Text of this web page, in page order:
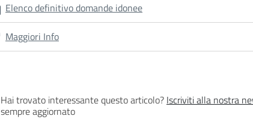
Elenco definitivo domande idonee
Maggiori Info
Hai trovato interessante questo articolo? Iscriviti alla nostra
sempre aggiornato